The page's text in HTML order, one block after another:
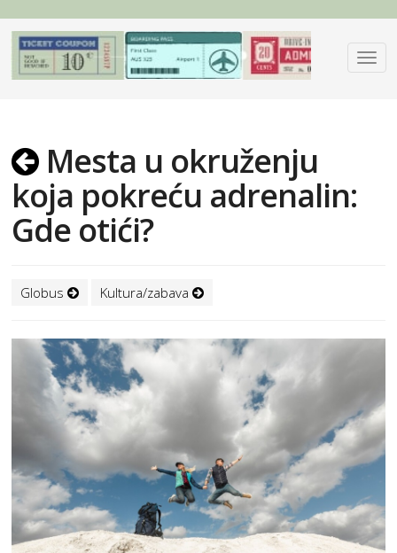
Mesta u okruženju
koja pokreću adrenalin:
Gde otići?
Globus Kultura/zabava